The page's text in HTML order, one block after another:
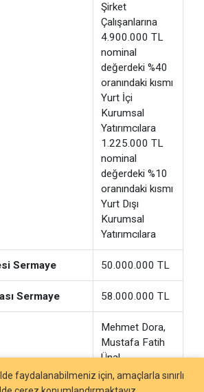
Şirket
Çalışanlarına
4.900.000 TL
nominal
değerdeki %40
oranındaki kısmı
Yurt İçi
Kurumsal
Yatırımcılara
1.225.000 TL
nominal
değerdeki %10
oranındaki kısmı
Yurt Dışı
Kurumsal
Yatırımcılara
Sermaye 50.000.000 TL
Sermaye 58.000.000 TL
Mehmet Dora,
Mustafa Fatih
Ünal
%21,12
faydalanabilmeniz için, amaçlarla sınırlı